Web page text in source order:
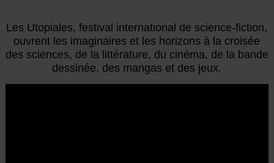
Les Utopiales, festival international de science-fiction,
ouvrent les imaginaires et les horizons à la croisée
des sciences, de la littérature, du cinéma, de la bande
dessinée, des mangas et des jeux.